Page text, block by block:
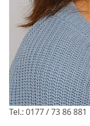
Tel.: 0177 / 73 86 881